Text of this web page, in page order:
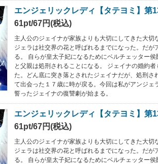
エンジェリックレディ【タテヨミ】第
61pt/67円(税込)
主人公のジェイナが家族よりも大切にしてきた大切
ジェラは社交界の花と呼ばれるまでになった。だが
る。 自らが皇太子妃になるためにベルチェッター
と父親は処刑されることになる。 ジェイナの婚約
た。どん底に突き落とされたジェイナだが、処刑さ
て出会った１７歳に時が戻る。今回は私がアンジェ
誓ったジェイナの復讐劇が始まる。
エンジェリックレディ【タテヨミ】第
61pt/67円(税込)
主人公のジェイナが家族よりも大切にしてきた大切
ジェラは社交界の花と呼ばれるまでになった。だが
る。 自らが皇太子妃になるためにベルチェッター